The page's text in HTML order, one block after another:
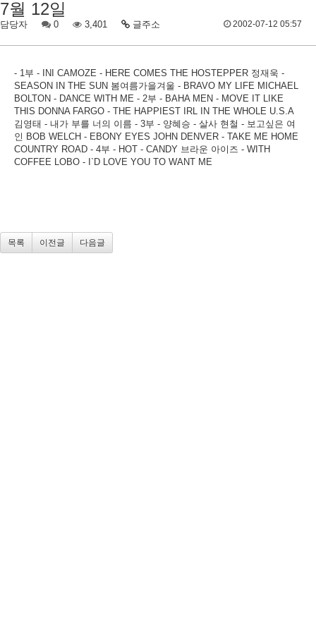
7월 12일
담당자 0 3,401 글주소 2002-07-12 05:57
- 1부 - INI CAMOZE - HERE COMES THE HOSTEPPER 정재욱 -
SEASON IN THE SUN 봄여름가을겨울 - BRAVO MY LIFE MICHAEL
BOLTON - DANCE WITH ME - 2부 - BAHA MEN - MOVE IT LIKE
THIS DONNA FARGO - THE HAPPIEST IRL IN THE WHOLE U.S.A
김영태 - 내가 부를 너의 이름 - 3부 - 양혜승 - 살사 현철 - 보고싶은 여
인 BOB WELCH - EBONY EYES JOHN DENVER - TAKE ME HOME
COUNTRY ROAD - 4부 - HOT - CANDY 브라운 아이즈 - WITH
COFFEE LOBO - I`D LOVE YOU TO WANT ME
목록 이전글 다음글